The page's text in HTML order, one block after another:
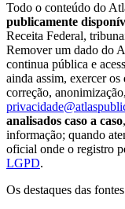
Todo o conteúdo do
publicamente
Receita Federal,
Remover um dado do
continua pública e
ainda assim, exercer
correção,
analisados caso a caso
informação; quando
oficial onde o registro
LGPD.
Os destaques das